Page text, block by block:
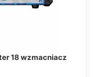
18 wzmacniacz